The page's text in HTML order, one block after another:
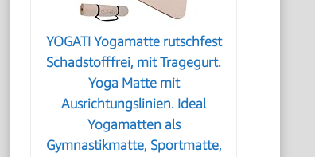
YOGATI Yogamatte rutschfest
Schadstofffrei, mit Tragegurt.
Yoga Matte mit
Ausrichtungslinien. Ideal
Yogamatten als
Gymnastikmatte, Sportmatte,